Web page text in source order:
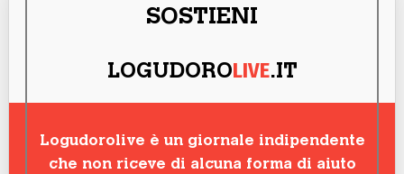
SOSTIENI
LOGUDOROLIVE.IT
Logudorolive è un giornale indipendente
che non riceve di alcuna forma di aiuto